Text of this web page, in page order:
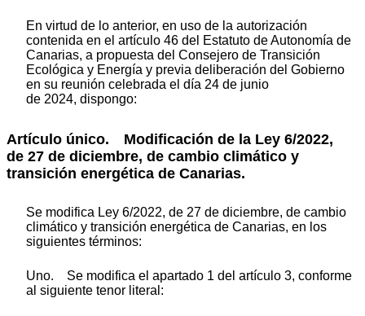
En virtud de lo anterior, en uso de la autorización
contenida en el artículo 46 del Estatuto de Autonomía de
Canarias, a propuesta del Consejero de Transición
Ecológica y Energía y previa deliberación del Gobierno
en su reunión celebrada el día 24 de junio
de 2024, dispongo:
Artículo único. Modificación de la Ley 6/2022,
de 27 de diciembre, de cambio climático y
transición energética de Canarias.
Se modifica Ley 6/2022, de 27 de diciembre, de cambio
climático y transición energética de Canarias, en los
siguientes términos:
Uno. Se modifica el apartado 1 del artículo 3, conforme
al siguiente tenor literal: